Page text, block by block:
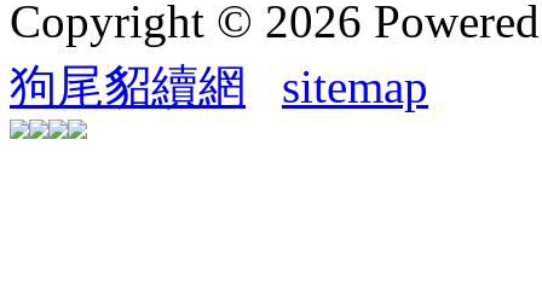
Copyright © 2026
狗尾貂續網
sitemap